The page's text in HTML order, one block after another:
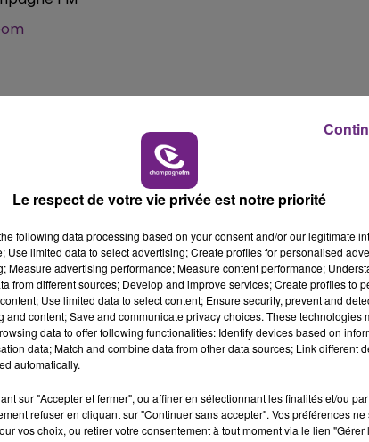
LA FAMILLE
2 min 18
ZOOM sur un sujet d'actualité. Rencontre avec les
Le respect de votre vie privée est notre priorité
following data processing based on your consent and/or our legitimate
Use limited data to select advertising; Create profiles for personalised
Measure advertising performance; Measure content performance;
from different sources; Develop and improve services; Create profiles to
Use limited data to select content; Ensure security, prevent and
and content; Save and communicate privacy choices. These technologies
data to offer following functionalities: Identify devices based on
data; Match and combine data from other data sources; Link different
automatically.
sur "Accepter et fermer", ou affiner en sélectionnant les finalités et/ou
refuser en cliquant sur "Continuer sans accepter". Vos préférences
vos choix, ou retirer votre consentement à tout moment via le lien